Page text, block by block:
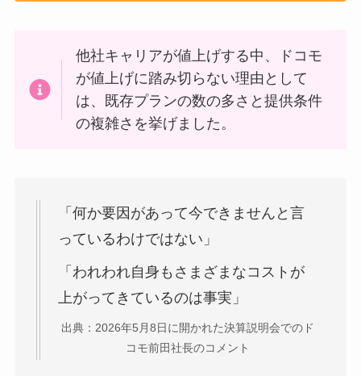
他社キャリアが値上げする中、ドコモ
が値上げに踏み切らない理由として
は、既存プランの数の多さと提供条件
の複雑さを挙げました。
「何か要因があって今できませんと言
っているわけではない」
「われわれ自身もさまざまなコストが
上がってきているのは事実」
出典：2026年5月8日に開かれた決算説明会でのド
コモ前田社長のコメント